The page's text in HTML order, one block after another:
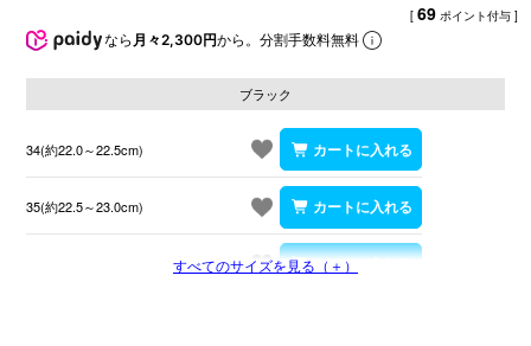
[ 69 ポイント付与 ]
なら 月々2,300円から。分割手数料無料
ブラック
34(約22.0～22.5cm)
35(約22.5～23.0cm)
すべてのサイズを見る（＋）